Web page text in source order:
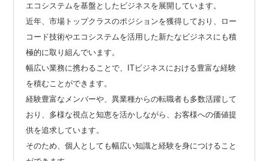
エコシステムを基盤としたビジネスを展開しています。
近年、市場トップクラスのポジションを獲得しており、ロー
コード技術やエコシステムを活用した新たなビジネスにも積
極的に取り組んでいます。
幅広い業務に携わることで、ITビジネスにおける豊富な経験
を積むことができます。
経験豊富なメンバーや、異業種からの転職者も多数活躍して
おり、多様な視点と知恵を活かしながら、お客様への価値提
供を追求しています。
そのため、個人としても幅広い知識と経験を身につけること